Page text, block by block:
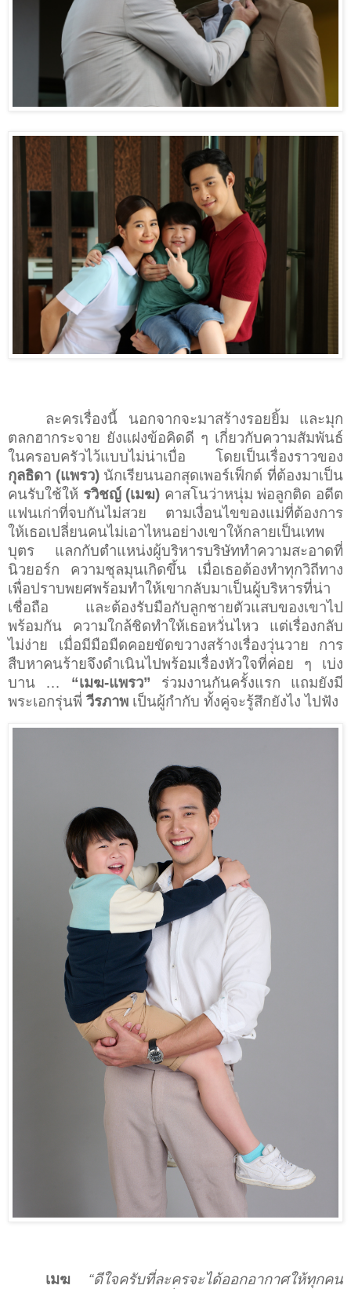
ละครเรื่องนี้ นอกจากจะมาสร้างรอยยิ้ม และมุก
ตลกฮากระจาย ยังแฝงข้อคิดดี ๆ เกี่ยวกับความสัมพันธ์
ในครอบครัวไว้แบบไม่น่าเบื่อ โดยเป็นเรื่องราวของ
กุลธิดา (แพรว) นักเรียนนอกสุดเพอร์เฟ็กต์ ที่ต้องมาเป็น
คนรับใช้ให้ รวิชญ์ (เมฆ) คาสโนว่าหนุ่ม พ่อลูกติด อดีต
แฟนเก่าที่จบกันไม่สวย ตามเงื่อนไขของแม่ที่ต้องการ
ให้เธอเปลี่ยนคนไม่เอาไหนอย่างเขาให้กลายเป็นเทพ
บุตร แลกกับตำแหน่งผู้บริหารบริษัททำความสะอาดที่
นิวยอร์ก ความชุลมุนเกิดขึ้น เมื่อเธอต้องทำทุกวิถีทาง
เพื่อปราบพยศพร้อมทำให้เขากลับมาเป็นผู้บริหารที่น่า
เชื่อถือ และต้องรับมือกับลูกชายตัวแสบของเขาไป
พร้อมกัน ความใกล้ชิดทำให้เธอหวั่นไหว แต่เรื่องกลับ
ไม่ง่าย เมื่อมีมือมืดคอยขัดขวางสร้างเรื่องวุ่นวาย การ
สืบหาคนร้ายจึงดำเนินไปพร้อมเรื่องหัวใจที่ค่อย ๆ เบ่ง
บาน … “เมฆ-แพรว” ร่วมงานกันครั้งแรก แถมยังมี
พระเอกรุ่นพี่ วีรภาพ เป็นผู้กำกับ ทั้งคู่จะรู้สึกยังไง ไปฟัง
เมฆ “ดีใจครับที่ละครจะได้ออกอากาศให้ทุกคน